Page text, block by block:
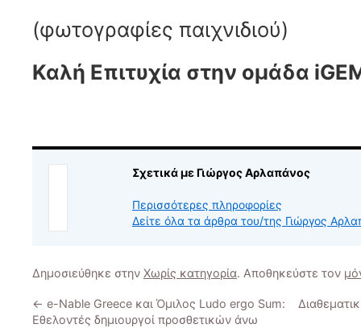
(φωτογραφίες παιχνιδιού)
Καλή Επιτυχία στην ομάδα
Σχετικά με Γιώργος Αρλαπάνος
Περισσότερες πληροφορίες
Δείτε όλα τα άρθρα του/της Γιώργος
Δημοσιεύθηκε στην Χωρίς κατηγορία. Αποθηκεύστε τον
← e-Nable Greece και Όμιλος Ludo ergo Sum:
Εθελοντές δημιουργοί προσθετικών άνω